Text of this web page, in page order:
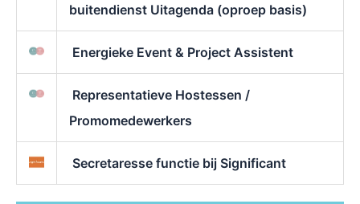
buitendienst Uitagenda (oproep basis)
Energieke Event & Project Assistent
Representatieve Hostessen /
Promomedewerkers
Secretaresse functie bij Significant